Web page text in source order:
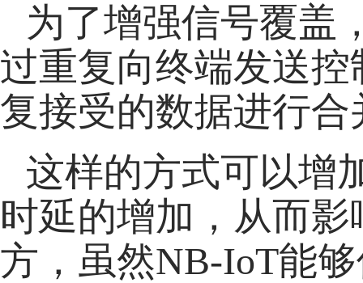
为了增强信号覆盖
过重复向终端发送
复接受的数据进行
这样的方式可以增
时延的增加，从而
方，虽然NB-IoT能